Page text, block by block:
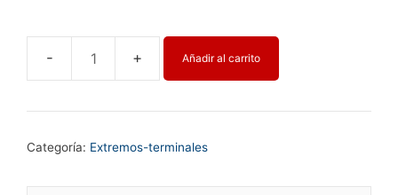
TERMINAL
DIRECCION
EXTERIOR
Añadir al carrito
Categoría: Extremos-terminales